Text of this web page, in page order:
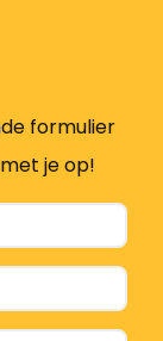
formulier
je op!